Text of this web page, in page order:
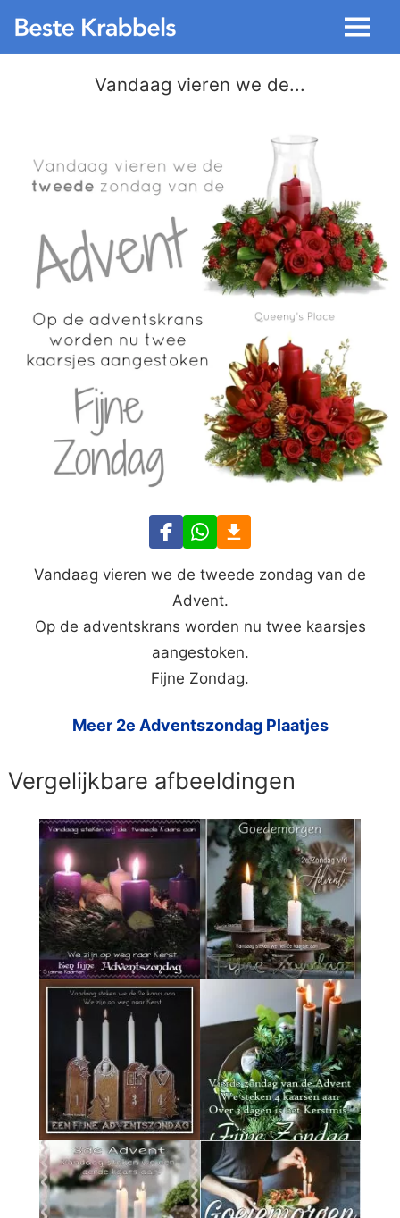
Menu
Vandaag vieren we de...
Vandaag vieren we de tweede zondag van de
Advent.
Op de adventskrans worden nu twee kaarsjes
aangestoken.
Fijne Zondag.
Meer 2e Adventszondag Plaatjes
Vergelijkbare afbeeldingen